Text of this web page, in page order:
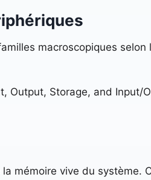
macroscopiques
Output, Storage, and Input/
mémoire vive du système.